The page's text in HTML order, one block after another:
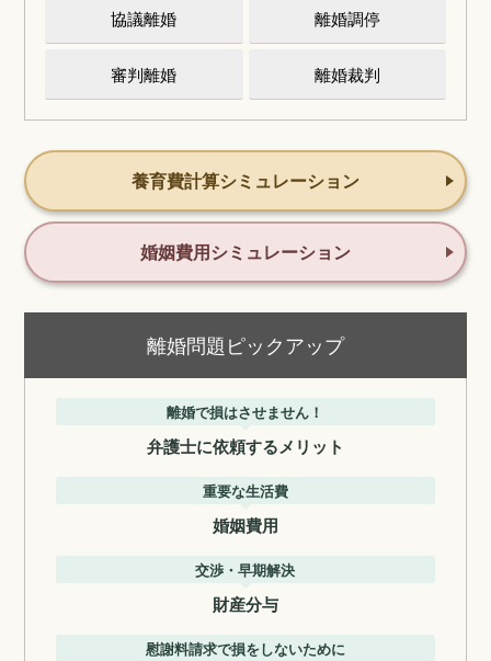
協議離婚 離婚調停
審判離婚 離婚裁判
養育費計算シミュレーション
婚姻費用シミュレーション
離婚問題ピックアップ
離婚で損はさせません！
弁護士に依頼するメリット
重要な生活費
婚姻費用
交渉・早期解決
財産分与
慰謝料請求で損をしないために